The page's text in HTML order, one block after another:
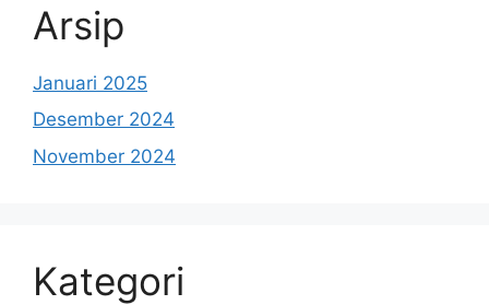
Arsip
Januari 2025
Desember 2024
November 2024
Kategori